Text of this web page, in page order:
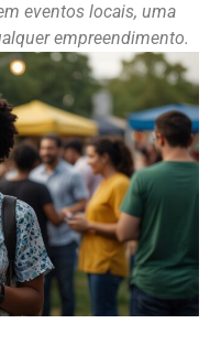
eventos locais, uma
empreendimento.